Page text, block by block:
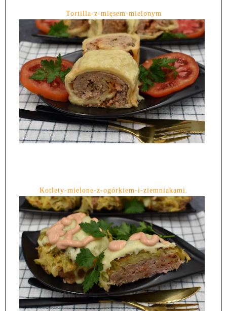
Tortilla-z-mięsem-mielonym
Kotlety-mielone-z-ogórkiem-i-ziemniakami.